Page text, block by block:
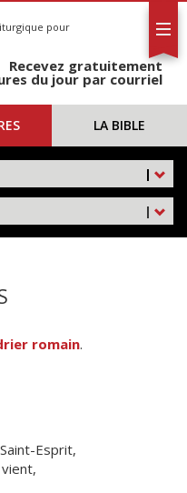
pour
Recevez gratuitement
du jour par courriel
LA BIBLE
|
|
romain.
Esprit,